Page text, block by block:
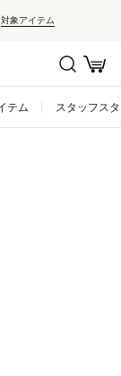
対象アイテム
テム スタッフス